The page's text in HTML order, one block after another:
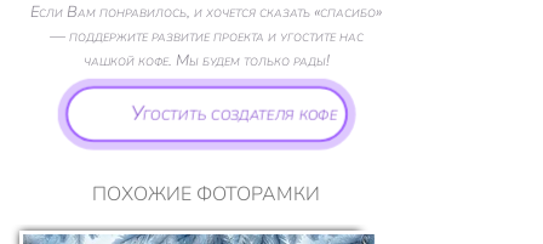
Если Вам понравилось, и хочется сказать «спасибо»
— поддержите развитие проекта и угостите нас
чашкой кофе. Мы будем только рады!
Угостить создателя кофе
ПОХОЖИЕ ФОТОРАМКИ